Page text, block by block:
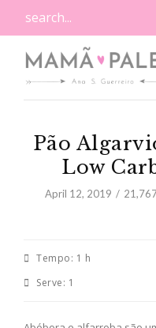
Pão
Low
April 12, 2019
Tempo: 1 h
Serve: 1